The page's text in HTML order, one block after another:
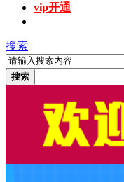
vip开通
搜索
搜索